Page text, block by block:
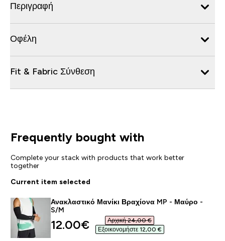
Περιγραφή
Οφέλη
Fit & Fabric Σύνθεση
Frequently bought with
Complete your stack with products that work better
together
Current item selected
Ανακλαστικό Μανίκι Βραχίονα MP - Μαύρο -
S/M
discounted price
12.00€‎
Αρχική 24,00 €‎
Εξοικονομήστε 12,00 €‎